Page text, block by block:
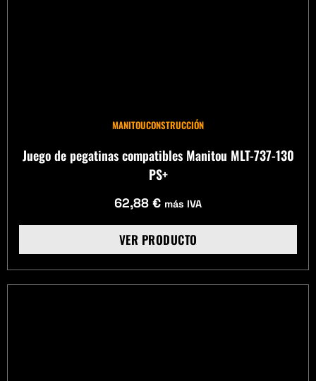
MANITOUCONSTRUCCIÓN
Juego de pegatinas compatibles Manitou MLT-737-130
PS+
62,88 € más IVA
VER PRODUCTO